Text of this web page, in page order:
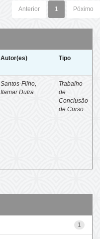
Anterior 1 Póximo
Autor(es) Tipo
Santos-Filho,
Itamar Dutra
Trabalho
de
Conclusão
de Curso
1